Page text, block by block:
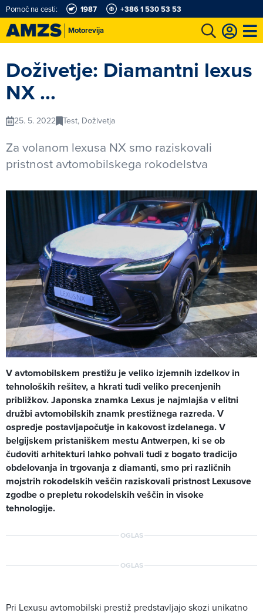
Motorevija
Pomoč na cesti: 1987 +386 1 530 53 53
Doživetje: Diamantni lexus
NX …
25. 5. 2022 Test, Doživetja
Za volanom lexusa NX smo raziskovali
pristnost avtomobilskega rokodelstva
V avtomobilskem prestižu je veliko izjemnih izdelkov in
tehnoloških rešitev, a hkrati tudi veliko precenjenih
približkov. Japonska znamka Lexus je najmlajša v elitni
družbi avtomobilskih znamk prestižnega razreda. V
ospredje postavljapočutje in kakovost izdelanega. V
belgijskem pristaniškem mestu Antwerpen, ki se ob
čudoviti arhitekturi lahko pohvali tudi z bogato tradicijo
obdelovanja in trgovanja z diamanti, smo pri različnih
mojstrih rokodelskih veščin raziskovali pristnost Lexusove
zgodbe o prepletu rokodelskih veščin in visoke
tehnologije.
OGLAS
OGLAS
Pri Lexusu avtomobilski prestiž predstavljajo skozi unikatno